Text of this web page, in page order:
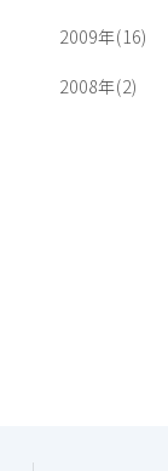
2009年(16)
2008年(2)